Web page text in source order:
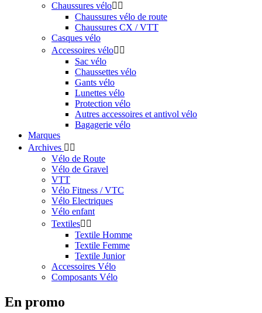
Chaussures vélo 
Chaussures vélo de route
Chaussures CX / VTT
Casques vélo
Accessoires vélo 
Sac vélo
Chaussettes vélo
Gants vélo
Lunettes vélo
Protection vélo
Autres accessoires et antivol vélo
Bagagerie vélo
Marques
Archives  
Vélo de Route
Vélo de Gravel
VTT
Vélo Fitness / VTC
Vélo Electriques
Vélo enfant
Textiles 
Textile Homme
Textile Femme
Textile Junior
Accessoires Vélo
Composants Vélo
En promo